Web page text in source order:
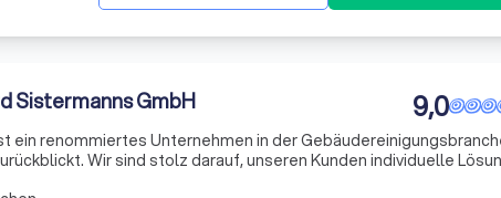
Sistermanns GmbH 9,0
ein renommiertes Unternehmen in der
Wir sind stolz darauf, unseren Kunden individuelle